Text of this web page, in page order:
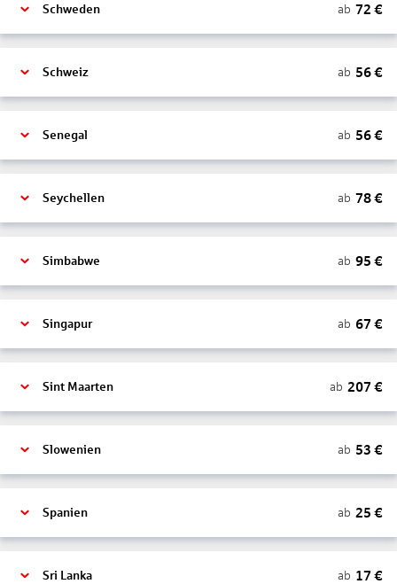
Schweden ab 72 €
Schweiz ab 56€
Senegal ab 56€
Seychellen ab 78€
Simbabwe ab 95 €
Singapur ab 67 €
Sint Maarten ab 207 €
Slowenien ab 53 €
Spanien ab 25 €
Sri Lanka ab 17 €